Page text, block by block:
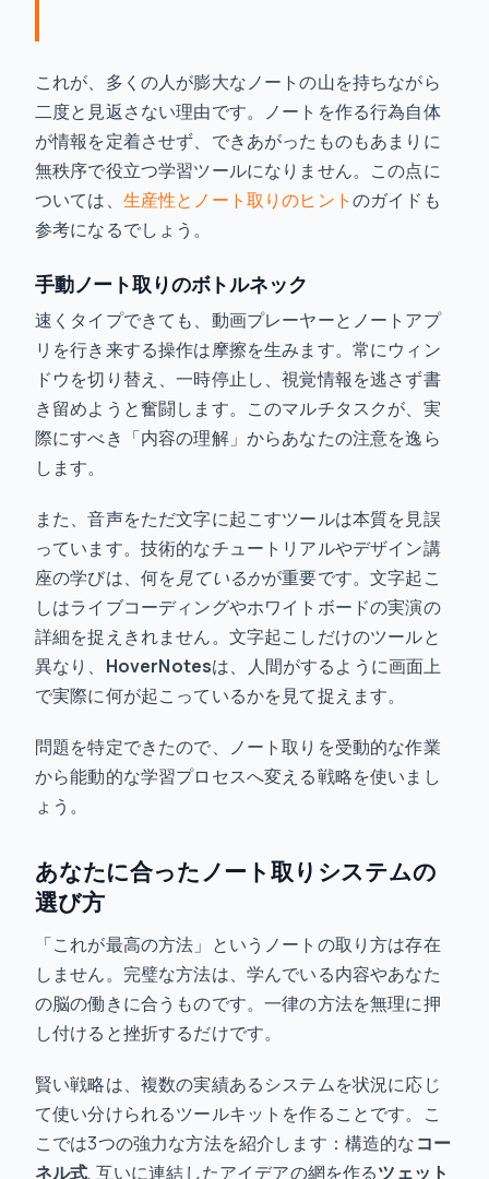
これが、多くの人が膨大なノートの山を持ちながら
二度と見返さない理由です。ノートを作る行為自体
が情報を定着させず、できあがったものもあまりに
無秩序で役立つ学習ツールになりません。この点に
ついては、 生産性とノート取りのヒントのガイドも
参考になるでしょう。
手動ノート取りのボトルネック
速くタイプできても、動画プレーヤーとノートアプ
リを行き来する操作は摩擦を生みます。常にウィン
ドウを切り替え、一時停止し、視覚情報を逃さず書
き留めようと奮闘します。このマルチタスクが、実
際にすべき「内容の理解」からあなたの注意を逸ら
します。
また、音声をただ文字に起こすツールは本質を見誤
っています。技術的なチュートリアルやデザイン講
座の学びは、何を 見ているかが重要です。文字起こ
しはライブコーディングやホワイトボードの実演の
詳細を捉えきれません。文字起こしだけのツールと
異なり、 HoverNotesは、人間がするように画面上
で実際に何が起こっているかを見て捉えます。
問題を特定できたので、ノート取りを受動的な作業
から能動的な学習プロセスへ変える戦略を使いまし
ょう。
あなたに合ったノート取りシステムの
選び方
「これが最高の方法」というノートの取り方は存在
しません。完璧な方法は、学んでいる内容やあなた
の脳の働きに合うものです。一律の方法を無理に押
し付けると挫折するだけです。
賢い戦略は、複数の実績あるシステムを状況に応じ
て使い分けられるツールキットを作ることです。こ
こでは3つの強力な方法を紹介します：構造的なコー
ネル式, 互いに連結したアイデアの網を作るツェット